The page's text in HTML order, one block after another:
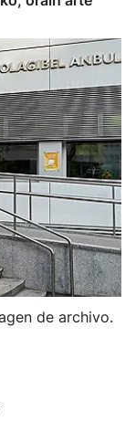
de archivo.